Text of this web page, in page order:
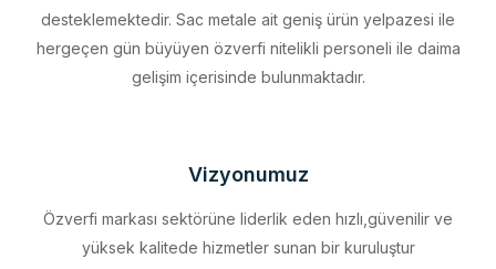
gelişim içerisinde bulunmaktadır.
Özverfi markası sektörüne liderlik eden hızlı,güvenilir ve